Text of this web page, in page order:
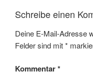
Schreibe einen
Deine E-Mail-Adresse
Felder sind mit*
Kommentar*